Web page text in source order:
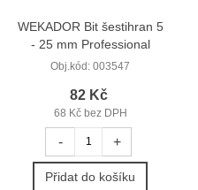
WEKADOR Bit šestihran 5
- 25 mm Professional
Obj.kód: 003547
82 Kč
68 Kč bez DPH
- +
Přidat do košíku